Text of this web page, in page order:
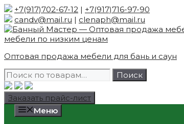
Skip
to
content
+7(917)702-67-12 | +7(917)716-97-90
candv@mail.ru | clenaph@mail.ru
Оптовая продажа мебели для бань и саун
Искать:
Поиск
Заказать прайс-лист
Меню